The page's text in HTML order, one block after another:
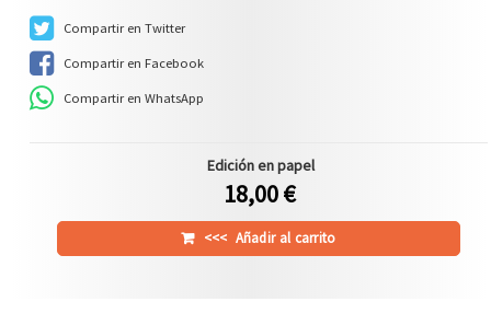
Compartir en Twitter
Compartir en Facebook
Compartir en WhatsApp
Edición en papel
18,00 €
<<< Añadir al carrito